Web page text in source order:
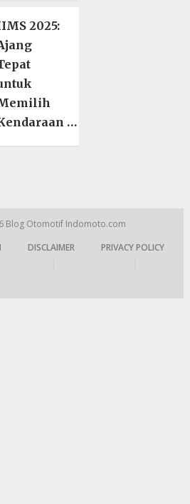
2025:
…
Blog Otomotif Indomoto.com
DISCLAIMER
PRIVACY POLICY